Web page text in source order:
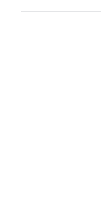
#GARDENLIFE